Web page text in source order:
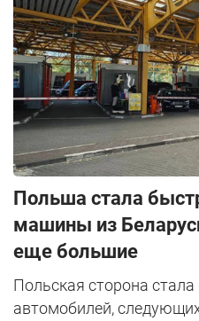
Польша стала
машины из
еще большие
Польская сторона
автомобилей,